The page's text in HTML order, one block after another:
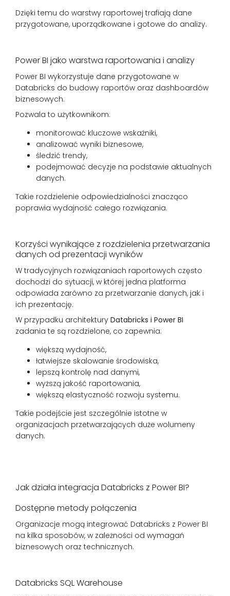
Dzięki temu do warstwy raportowej trafiają dane
przygotowane, uporządkowane i gotowe do analizy.
Power BI jako warstwa raportowania i analizy
Power BI wykorzystuje dane przygotowane w
Databricks do budowy raportów oraz dashboardów
biznesowych.
Pozwala to użytkownikom:
monitorować kluczowe wskaźniki,
analizować wyniki biznesowe,
śledzić trendy,
podejmować decyzje na podstawie aktualnych
danych.
Takie rozdzielenie odpowiedzialności znacząco
poprawia wydajność całego rozwiązania.
Korzyści wynikające z rozdzielenia przetwarzania
danych od prezentacji wyników
W tradycyjnych rozwiązaniach raportowych często
dochodzi do sytuacji, w której jedna platforma
odpowiada zarówno za przetwarzanie danych, jak i
ich prezentację.
W przypadku architektury Databricks i Power BI
zadania te są rozdzielone, co zapewnia:
większą wydajność,
łatwiejsze skalowanie środowiska,
lepszą kontrolę nad danymi,
wyższą jakość raportowania,
większą elastyczność rozwoju systemu.
Takie podejście jest szczególnie istotne w
organizacjach przetwarzających duże wolumeny
danych.
Jak działa integracja Databricks z Power BI?
Dostępne metody połączenia
Organizacje mogą integrować Databricks z Power BI
na kilka sposobów, w zależności od wymagań
biznesowych oraz technicznych.
Databricks SQL Warehouse